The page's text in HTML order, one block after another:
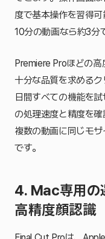
度で基本操作を習得可
10分の動画なら約3分
Premiere Proほどの
十分な品質を求める
日間すべての機能を
の処理速度と精度を確
複数の動画に同じモ
です。
4. Mac専用の
高精度顔認識